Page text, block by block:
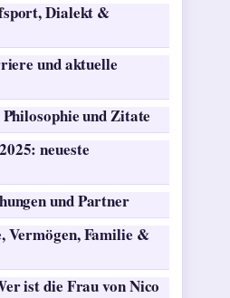
Dialekt &
und aktuelle
und Zitate
neueste
und Partner
Vermögen, Familie &
ist die Frau von Nico